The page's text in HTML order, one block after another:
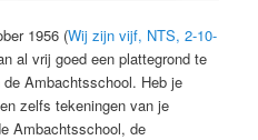
1956 (Wij zijn vijf, NTS, 2-10-
al vrij goed een plattegrond te
Ambachtsschool. Heb je
zelfs tekeningen van je
Ambachtsschool, de